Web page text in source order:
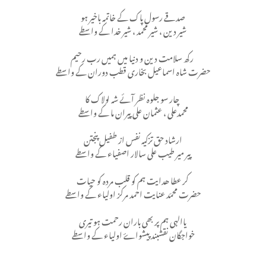
صدقے رسول پاک کے خاتمہ باخیر ہو
شیر دین ، شیر محمد ، شیر خدا کے واسطے
حضرت شاہ اسماعیل بخاری قطب دوران کے واسطے
محمدعلی ، عثمان علی پیران ما کے واسطے
ارشاد حق تزکیه نفس از طفیل پنجتن
پیر میر طیب علی سالار اصفیاء کے واسطے
کر عطا ھدایت ہم کو قلب مردہ کو حیات
حضرت محمّد عنایت احمد مرکز اولیاء کے واسطے
یاالہی ہم پر بھی باران رحمت ہو تیری
خواجگان نقشبند پیشواۓ اولیاء کے واسطے